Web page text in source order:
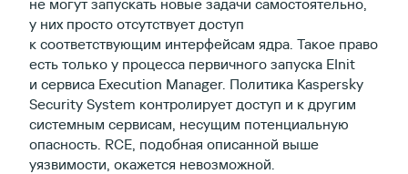
у них просто отсутствует доступ
к соответствующим интерфейсам ядра. Такое право
есть только у процесса первичного запуска EInit
и сервиса Execution Manager. Политика Kaspersky
Security System контролирует доступ и к другим
системным сервисам, несущим потенциальную
опасность. RCE, подобная описанной выше
уязвимости, окажется невозможной.